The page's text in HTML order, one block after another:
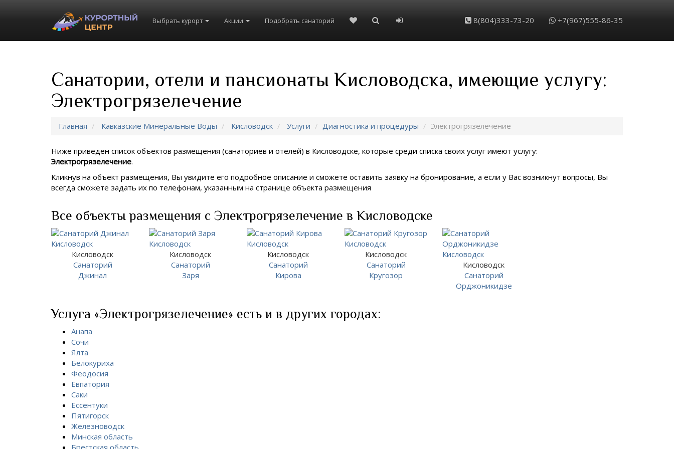
Выбрать курорт Акции Подобрать санаторий 8(804)333-73-20 +7(967)555-86-35
Санатории, отели и пансионаты Кисловодска, имеющие услугу:
Электрогрязелечение
Главная Кавказские Минеральные Воды Кисловодск Услуги Диагностика и процедуры Электрогрязелечение
Ниже приведен список объектов размещения (санаториев и отелей) в Кисловодске, которые среди списка своих услуг имеют услугу:
Электрогрязелечение.
Кликнув на объект размещения, Вы увидите его подробное описание и сможете оставить заявку на бронирование, а если у Вас возникнут вопросы, Вы
всегда сможете задать их по телефонам, указанным на странице объекта размещения
Все объекты размещения с Электрогрязелечение в Кисловодске
Кисловодск
Санаторий
Джинал
Кисловодск
Санаторий
Заря
Кисловодск
Санаторий
Кирова
Кисловодск
Санаторий
Кругозор
Кисловодск
Санаторий
Орджоникидзе
Услуга «Электрогрязелечение» есть и в других городах:
Анапа
Сочи
Ялта
Белокуриха
Феодосия
Евпатория
Саки
Ессентуки
Пятигорск
Железноводск
Минская область
Брестская область